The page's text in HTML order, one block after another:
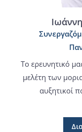
Το ερευνητικό
μελέτη των
αυξητικοί